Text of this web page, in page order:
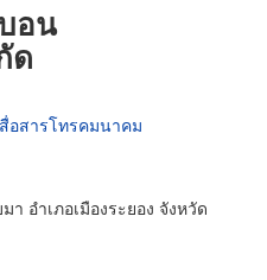
อน
ด
อสารโทรคมนาคม
อำเภอเมืองระยอง จังหวัด